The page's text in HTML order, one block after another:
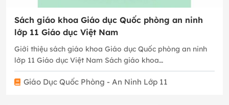
Sách giáo khoa Giáo dục Quốc phòng an ninh
lớp 11 Giáo dục Việt Nam
Giới thiệu sách giáo khoa Giáo dục Quốc phòng an ninh
lớp 11 Giáo dục Việt Nam Sách giáo khoa…
Giáo Dục Quốc Phòng - An Ninh Lớp 11